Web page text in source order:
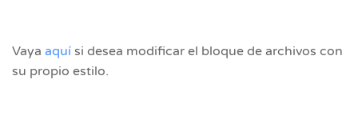
Vaya aquí si desea modificar el bloque de archivos con
su propio estilo.